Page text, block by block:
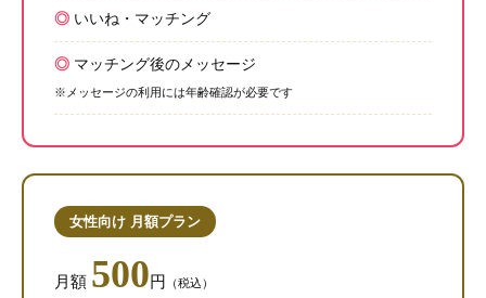
いいね・マッチング
マッチング後のメッセージ
※メッセージの利用には年齢確認が必要です
女性向け 月額プラン
月額 500円 （税込）